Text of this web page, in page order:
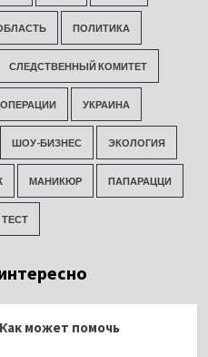
ПОЛИТИКА
СЛЕДСТВЕННЫЙ КОМИТЕТ
УКРАИНА
ШОУ-БИЗНЕС ЭКОЛОГИЯ
МАНИКЮР ПАПАРАЦЦИ
ТЕСТ
может помочь